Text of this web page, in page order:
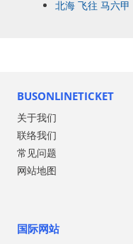
北海 飞往 马六甲
BUSONLINETICKET
关于我们
联络我们
常见问题
网站地图
国际网站